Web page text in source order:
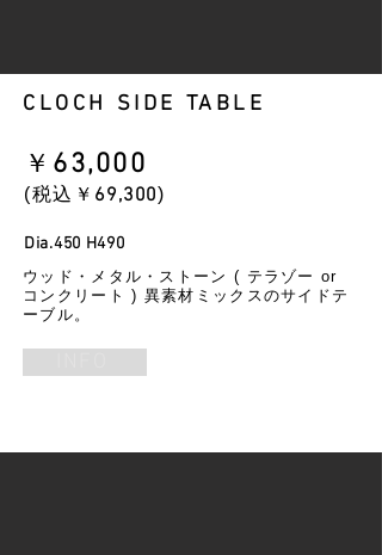
CLOCH SIDE TABLE
​￥ 63,000
​(税込￥ 69,300)
Dia.450 H490
ウッド・メタル・ストーン ( テラゾー or
コンクリート ) 異素材ミックスのサイドテ
ーブル。